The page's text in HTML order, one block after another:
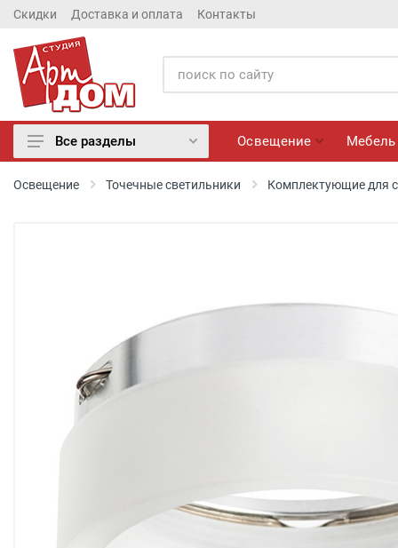
Скидки Доставка и оплата Контакты
Камины электрические
Настенные панно, Вазы
Сантехника
Все разделы Освещение Мебель
Освещение Точечные светильники Комплектующие для